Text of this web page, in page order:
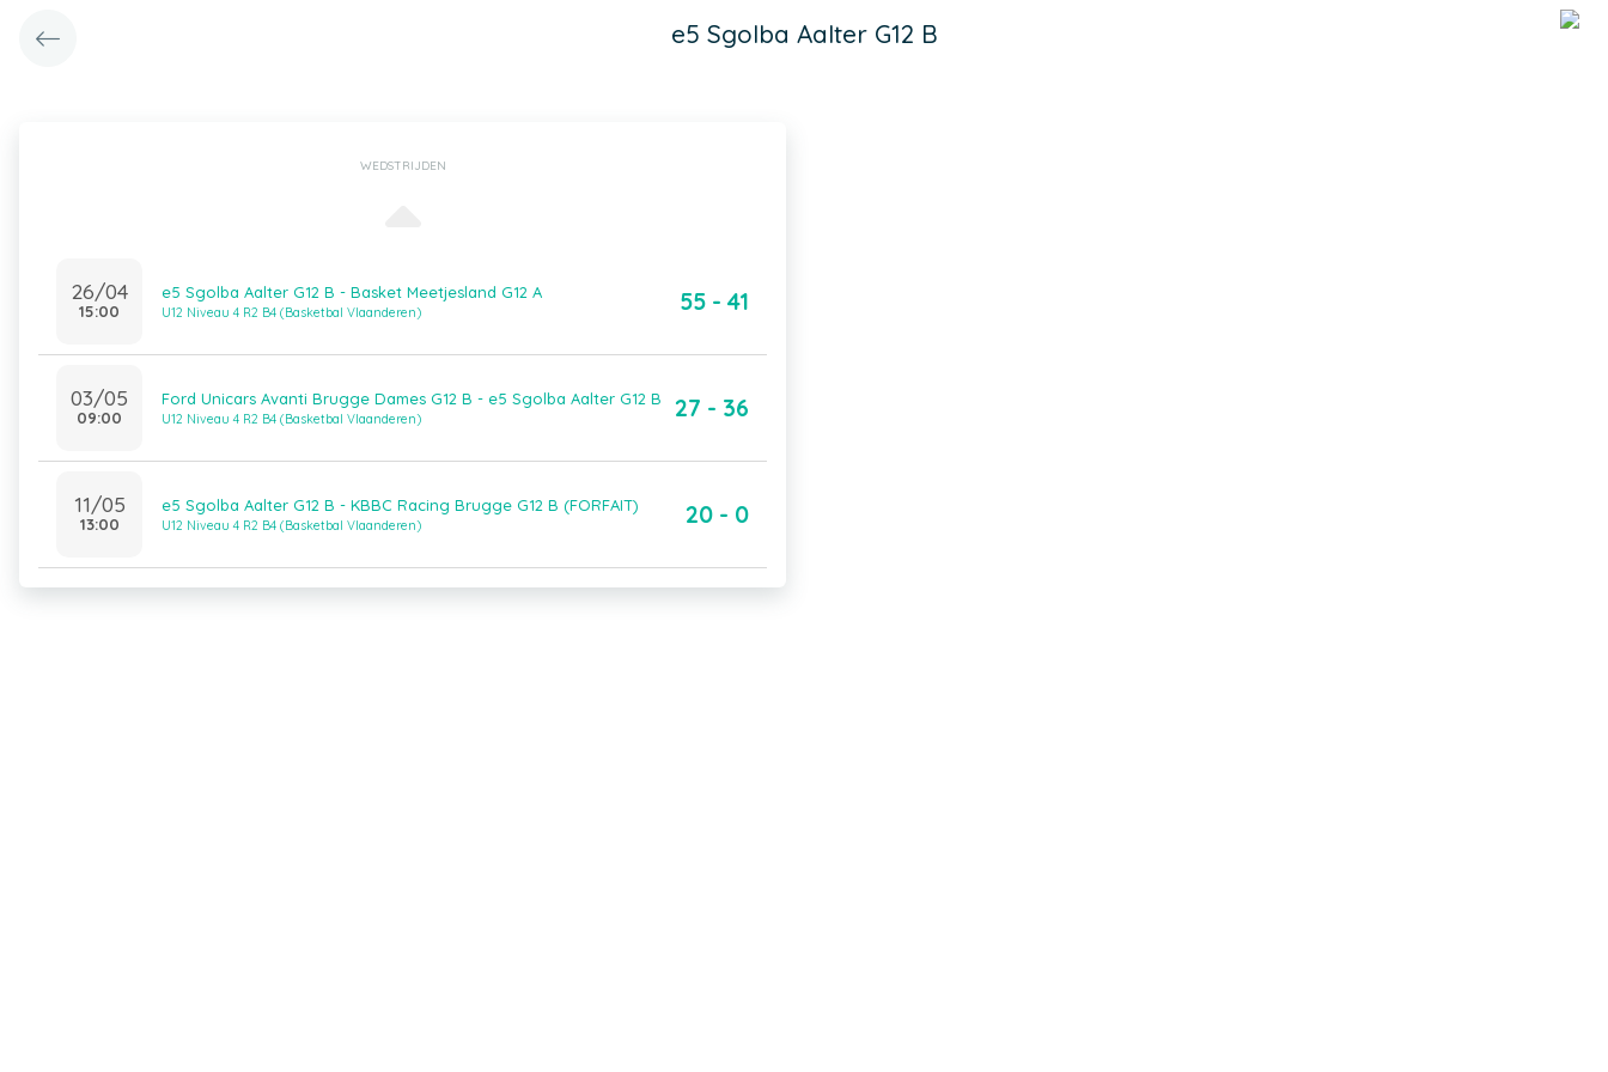
e5 Sgolba Aalter G12 B
WEDSTRIJDEN
26/04
15:00
e5 Sgolba Aalter G12 B - Basket Meetjesland G12 A
U12 Niveau 4 R2 B4 (Basketbal Vlaanderen) 55 - 41
03/05
09:00
Ford Unicars Avanti Brugge Dames G12 B - e5 Sgolba Aalter G12 B
U12 Niveau 4 R2 B4 (Basketbal Vlaanderen) 27 - 36
11/05
13:00
e5 Sgolba Aalter G12 B - KBBC Racing Brugge G12 B (FORFAIT)
U12 Niveau 4 R2 B4 (Basketbal Vlaanderen) 20 - 0